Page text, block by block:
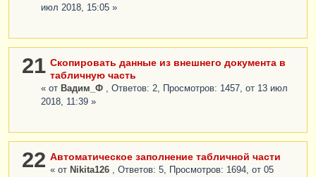
июл 2018, 15:05 »
21 Скопировать данные из внешнего документа в
табличную часть
« от Вадим_Ф
, Ответов: 2, Просмотров: 1457, от 13 июл
2018, 11:39 »
22 Автоматическое заполнение табличной части
« от Nikita126
, Ответов: 5, Просмотров: 1694, от 05